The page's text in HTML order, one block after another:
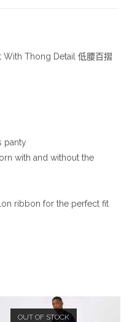
With Thong Detail 低腰百摺
panty
with and without the
ribbon for the perfect fit
OUT OF STOCK